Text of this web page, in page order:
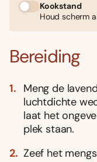
Kookstand
Houd scherm
Bereiding
Meng de
luchtdichte
laat het
plek staan.
Zeef het